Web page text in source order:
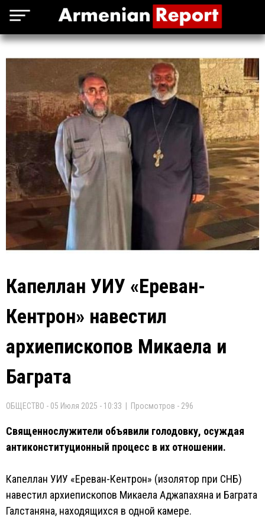
Капеллан УИУ «Ереван-
Кентрон» навестил
архиепископов Микаела и
Баграта
ОБЩЕСТВО - 05 Июля 2025 - 10:33 | Просмотров - 296
Священнослужители объявили голодовку, осуждая
антиконституционный процесс в их отношении.
Капеллан УИУ «Ереван-Кентрон» (изолятор при СНБ)
навестил архиепископов Микаела Аджапахяна и Баграта
Галстаняна, находящихся в одной камере.